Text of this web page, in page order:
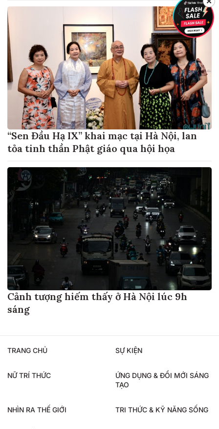
“Sen Đầu Hạ IX” khai mạc tại Hà Nội, lan
tỏa tinh thần Phật giáo qua hội họa
Cảnh tượng hiếm thấy ở Hà Nội lúc 9h
sáng
TRANG CHỦ SỰ KIỆN
NỮ TRÍ THỨC
ỨNG DỤNG & ĐỔI MỚI SÁNG
TẠO
NHÌN RA THẾ GIỚI TRI THỨC & KỸ NĂNG SỐNG